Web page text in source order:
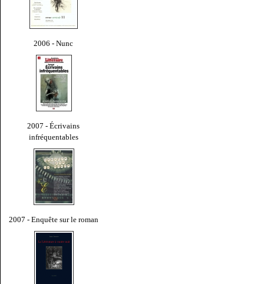
2006 - Nunc
2007 - Écrivains
infréquentables
2007 - Enquête sur le roman